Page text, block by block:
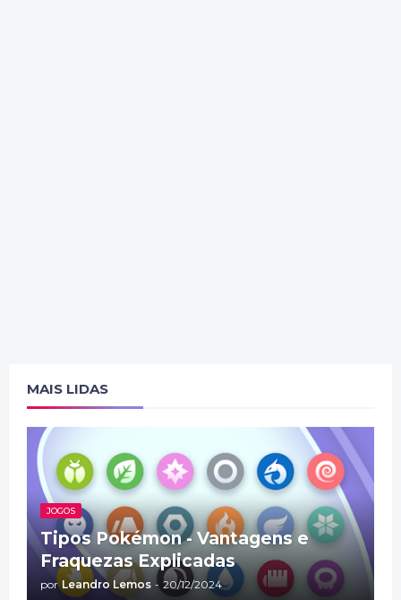
MAIS LIDAS
JOGOS
Tipos Pokémon - Vantagens e
Fraquezas Explicadas
por Leandro Lemos - 20/12/2024